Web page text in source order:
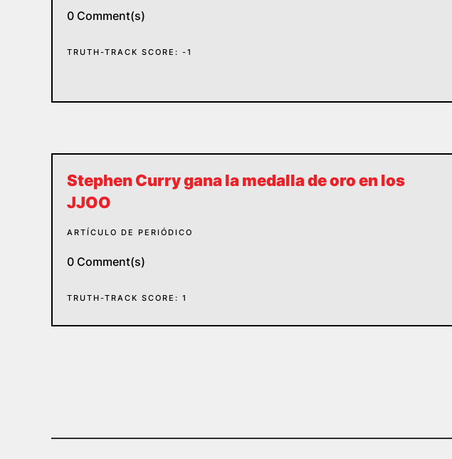
0 Comment(s)
TRUTH-TRACK SCORE: -1
Stephen Curry gana la medalla de oro en los
JJOO
ARTÍCULO DE PERIÓDICO
0 Comment(s)
TRUTH-TRACK SCORE: 1